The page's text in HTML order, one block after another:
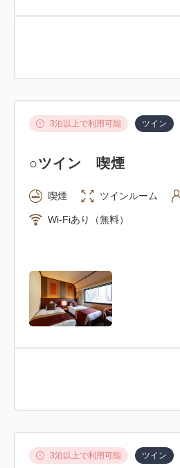
3泊以上で利用可能 ツイン
○ツイン 喫煙
喫煙 ツインルーム
Wi-Fiあり（無料）
3泊以上で利用可能 ツイン